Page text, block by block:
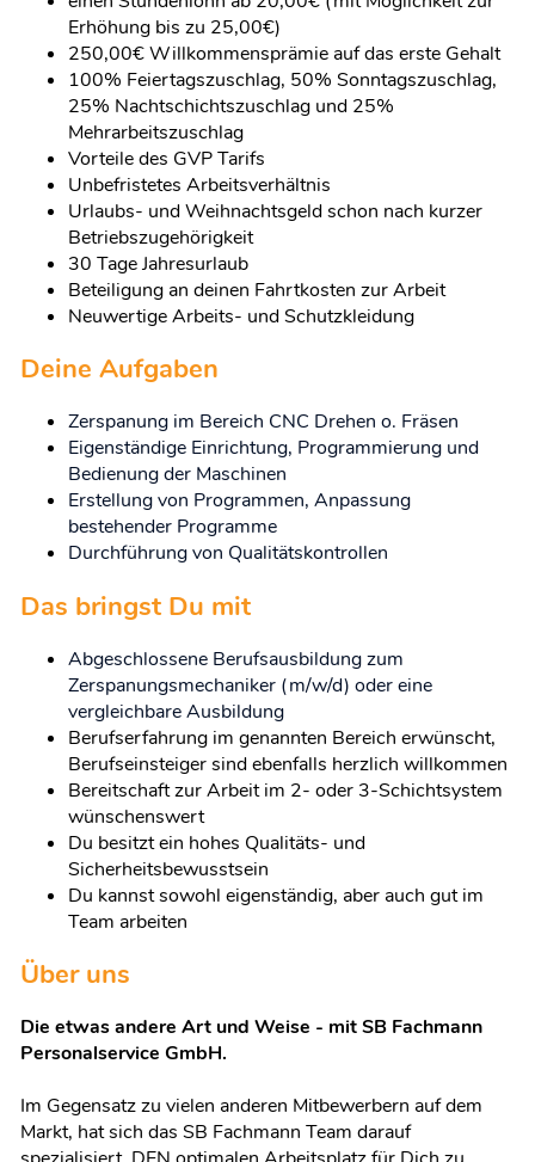
Erhöhung bis zu 25,00€)
250,00€ Willkommensprämie auf das erste Gehalt
100% Feiertagszuschlag, 50% Sonntagszuschlag,
25% Nachtschichtszuschlag und 25%
Mehrarbeitszuschlag
Vorteile des GVP Tarifs
Unbefristetes Arbeitsverhältnis
Urlaubs- und Weihnachtsgeld schon nach kurzer
Betriebszugehörigkeit
30 Tage Jahresurlaub
Beteiligung an deinen Fahrtkosten zur Arbeit
Neuwertige Arbeits- und Schutzkleidung
Deine Aufgaben
Zerspanung im Bereich CNC Drehen o. Fräsen
Eigenständige Einrichtung, Programmierung und
Bedienung der Maschinen
Erstellung von Programmen, Anpassung
bestehender Programme
Durchführung von Qualitätskontrollen
Das bringst Du mit
Abgeschlossene Berufsausbildung zum
Zerspanungsmechaniker (m/w/d) oder eine
vergleichbare Ausbildung
Berufserfahrung im genannten Bereich erwünscht,
Berufseinsteiger sind ebenfalls herzlich willkommen
Bereitschaft zur Arbeit im 2- oder 3-Schichtsystem
wünschenswert
Du besitzt ein hohes Qualitäts- und
Sicherheitsbewusstsein
Du kannst sowohl eigenständig, aber auch gut im
Team arbeiten
Über uns
Die etwas andere Art und Weise - mit SB Fachmann
Personalservice GmbH.
Im Gegensatz zu vielen anderen Mitbewerbern auf dem
Markt, hat sich das SB Fachmann Team darauf